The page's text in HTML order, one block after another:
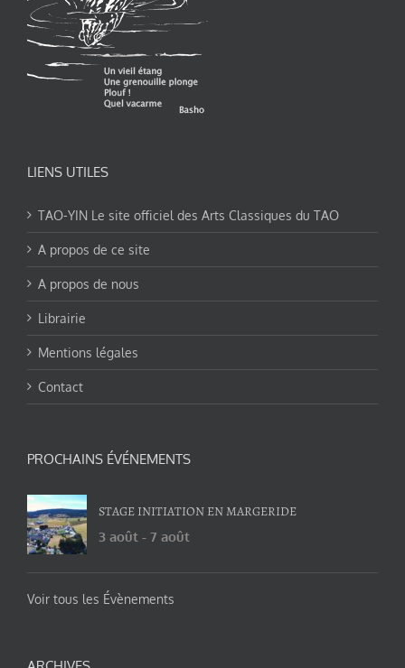
LIENS UTILES
TAO-YIN Le site officiel des Arts Classiques du TAO
A propos de ce site
A propos de nous
Librairie
Mentions légales
Contact
PROCHAINS ÉVÉNEMENTS
STAGE INITIATION EN MARGERIDE
3 août - 7 août
Voir tous les Évènements